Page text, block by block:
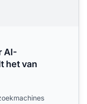
AI-
het van